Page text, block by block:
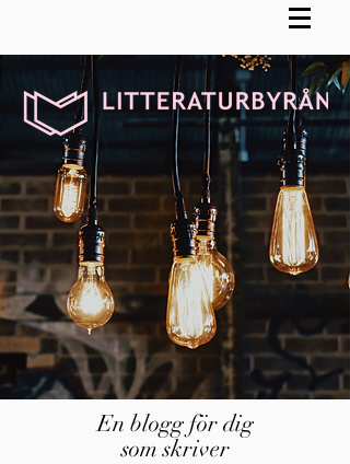
En blogg för dig
som skriver